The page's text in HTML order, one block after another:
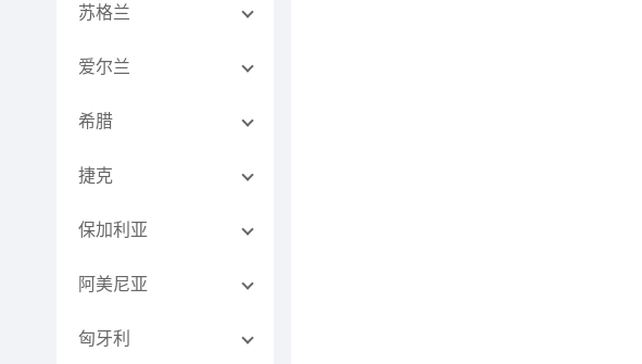
苏格兰
爱尔兰
希腊
捷克
保加利亚
阿美尼亚
匈牙利